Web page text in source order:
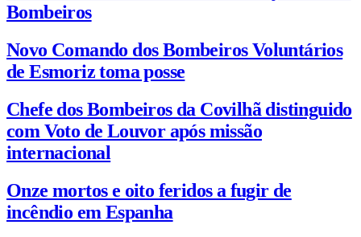
Bombeiros
Novo Comando dos Bombeiros Voluntários
de Esmoriz toma posse
Chefe dos Bombeiros da Covilhã distinguido
com Voto de Louvor após missão
internacional
Onze mortos e oito feridos a fugir de
incêndio em Espanha